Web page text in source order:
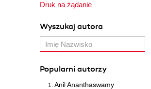
Druk na żądanie
Wyszukaj autora
Popularni autorzy
Anil Ananthaswamy